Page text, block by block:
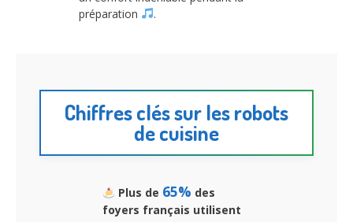
préparation
.
Chiffres clés sur les robots
de cuisine
Plus de 65% des
foyers français utilisent